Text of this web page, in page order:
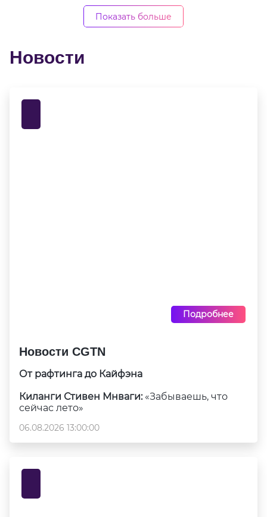
Показать больше
Новости
Подробнее
Новости CGTN
От рафтинга до Кайфэна
Киланги Стивен Мнваги: «Забываешь, что
сейчас лето»
06.08.2026 13:00:00